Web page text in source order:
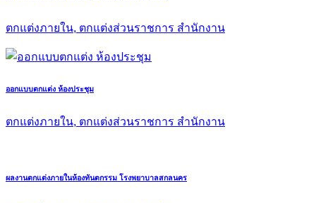
ตกแต่งภายใน, ตกแต่งส่วนราชการ สำนักงาน
ออกแบบตกแต่ง ห้องประชุม
ตกแต่งภายใน, ตกแต่งส่วนราชการ สำนักงาน
ผลงานตกแต่งภายในห้องทันตกรรม โรงพยาบาลสกลนคร